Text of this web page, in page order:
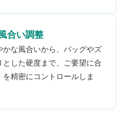
合い調整
かな風合いから、バッグやズ
とした硬度まで、ご要望に合
精密にコントロールしま